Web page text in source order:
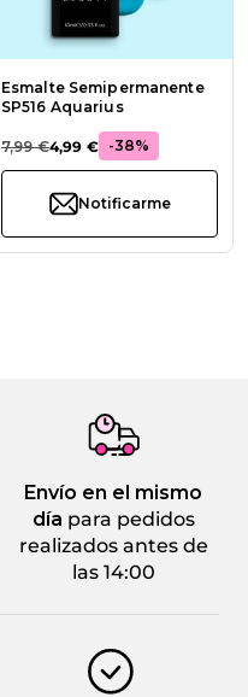
Esmalte Semipermanente
SP516 Aquarius
7,99 €4,99 € -38%
Notificarme
Envío en el mismo
día para pedidos
realizados antes de
las 14:00